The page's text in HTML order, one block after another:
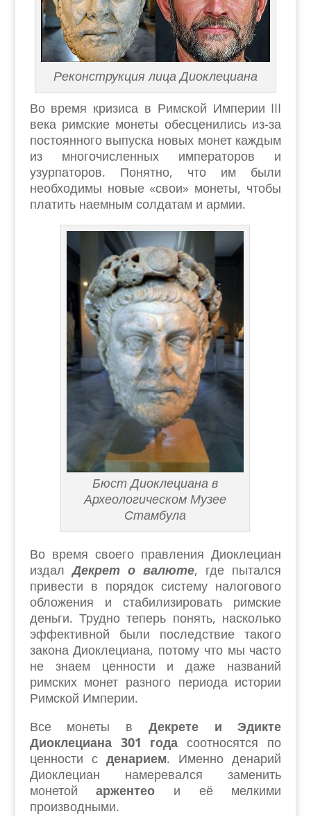
Реконструкция лица Диоклециана
Во время кризиса в Римской Империи III
века римские монеты обесценились из-за
постоянного выпуска новых монет каждым
из многочисленных императоров и
узурпаторов. Понятно, что им были
необходимы новые «свои» монеты, чтобы
платить наемным солдатам и армии.
Бюст Диоклециана в
Археологическом Музее
Стамбула
Во время своего правления Диоклециан
издалДекрет о валюте, где пытался
привести в порядок систему налогового
обложения и стабилизировать римские
деньги. Трудно теперь понять, насколько
эффективной были последствие такого
закона Диоклециана, потому что мы часто
не знаем ценности и даже названий
римских монет разного периода истории
Римской Империи.
Все монеты в Декрете и Эдикте
Диоклециана 301 года соотносятся по
ценности с денарием. Именно денарий
Диоклециан намеревался заменить
монетойаржентео и её мелкими
производными.